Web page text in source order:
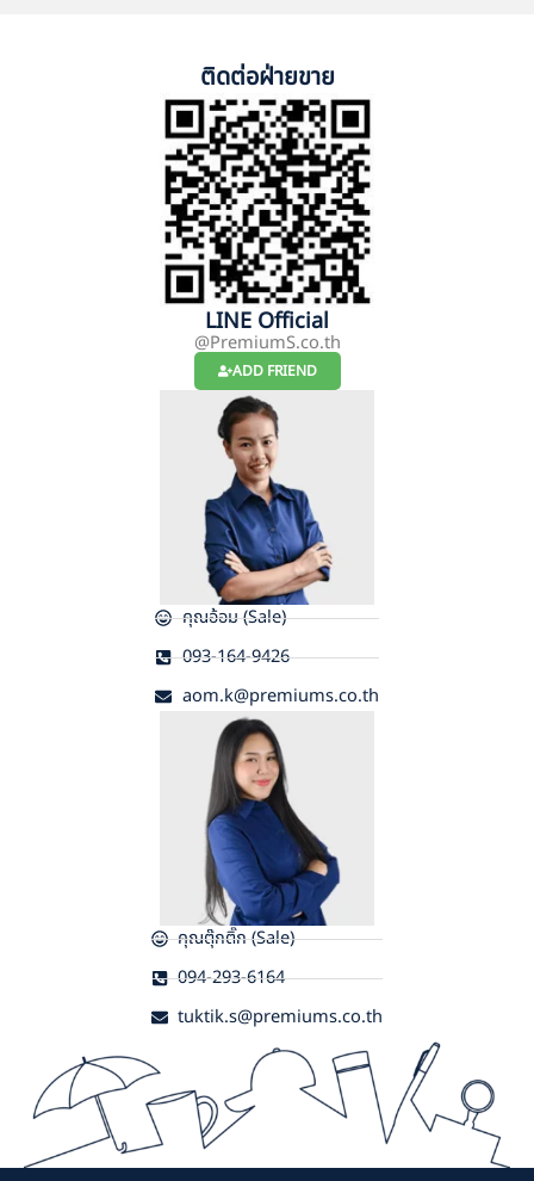
ติดต่อฝ่ายขาย
LINE Official
@PremiumS.co.th
ADD FRIEND
คุณอ้อม (Sale)
093-164-9426
aom.k@premiums.co.th
คุณตุ๊กติ๊ก (Sale)
094-293-6164
tuktik.s@premiums.co.th